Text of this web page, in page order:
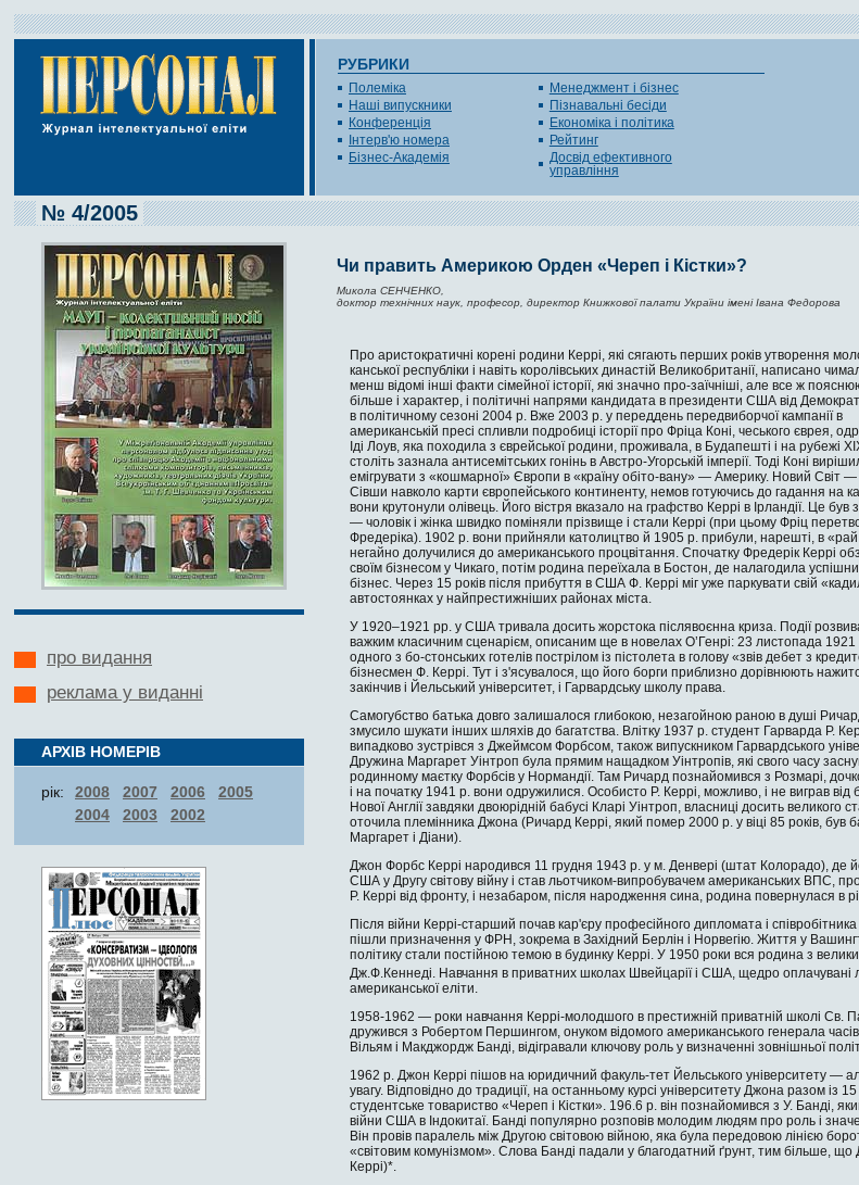
РУБРИКИ
Полеміка
Менеджмент і бізнес
Наші випускники
Пізнавальні бесіди
Конференція
Економіка і політика
Інтерв'ю номера
Рейтинг
Бізнес-Академія
Досвід ефективного
управління
№ 4/2005
про видання
реклама у виданні
АРХІВ НОМЕРІВ
рік: 2008 2007 2006
2005
2004
2003 2002
Чи править Америкою Орден «Череп і Кістки»?
Микола СЕНЧЕНКО,
доктор технічних наук, професор, директор Книжкової палати України імені Івана Федорова
Про аристократичні корені родини Керрі, які ся­гають перших років утворення
канської республіки і навіть королівських династій Великобританії, написано
менш відомі інші факти сімейної історії, які значно про-заїчніші, але все ж
більше і ха­рактер, і політичні напрями кандидата в президен­ти США від
в політичному сезоні 2004 р. Вже 2003 р. у переддень передви­борчої кампанії в
американській пресі спливли подробиці історії про Фріца Коні, чеського єврея,
Іді Лоув, яка походила з єврейської родини, проживала, в Будапешті і на рубежі
століть зазнала антисемітських гонінь в Австро-Угорській імперії. Тоді Коні
емігрувати з «кошмарної» Європи в «країну обіто-вану» — Америку. Новий Світ —
Сівши навколо карти європейського континенту, немов готуючись до гадання на
вони круто­нули олівець. Його вістря вказало на графство Керрі в Ірландії. Це був
— чоловік і жінка швидко поміняли прізвище і стали Керрі (при цьому Фріц
Фредеріка). 1902 р. вони прийняли католицтво й 1905 р. прибули, на­решті, в «рай
негайно долучилися до американського процвітання. Спочатку Фредерік Керрі
своїм бізнесом у Чикаго, потім ро­дина переїхала в Бостон, де налагодила
бізнес. Через 15 років після прибуття в США Ф. Керрі міг уже паркувати свій
автостоянках у найпрестижніших районах міста.
У 1920–1921 рр. у США тривала досить жорстока післявоєнна криза. Події
важким класичним сценарієм, описаним ще в новелах О’Генрі: 23 листопада 1921
одного з бо-стонських готелів пострілом із пістолета в голову «звів дебет з
бізнесмен Ф. Керрі. Тут і з'ясувалося, що його борги приблизно дорівню­ють
закінчив і Йельський університет, і Гарвардську школу права.
Самогубство батька довго залишалося глибо­кою, незагойною раною в душі
змусило шукати інших шляхів до багатст­ва. Влітку 1937 р. студент Гарварда Р.
випадково зустрівся з Джеймсом Форбсом, також випускником Гарвардського
Дружина Маргарет Уінтроп була прямим нащадком Уінтропів, які свого часу
родинному маєтку Форбсів у Нормандії. Там Ри­чард познайомився з Розмарі,
і на початку 1941 р. вони одружилися. Особисто Р. Керрі, можливо, і не виграв від
Нової Англії завдяки двоюрідній бабусі Кларі Уінтроп, власниці досить
оточила племінника Джона (Ричард Керрі, який помер 2000 р. у віці 85 років, був
Маргарет і Діани).
Джон Форбс Керрі народився 11 грудня 1943 р. у м. Денвері (штат Колорадо), де
США у Другу світову війну і став льотчиком-випробувачем американських ВПС,
Р. Керрі від фронту, і незабаром, після на­родження сина, родина повернулася в
Після війни Керрі-старший почав кар'єру про­фесійного дипломата і
пішли призначення у ФРН, зокрема в Західний Берлін і Норвегію. Життя у
політику стали постійною темою в будинку Керрі. У 1950 роки вся родина з
Дж.Ф.Кеннеді. Навчання в приватних школах Швей­царії і США, щедро
американської еліти.
1958-1962 — роки навчання Керрі-молодшого в престижній приватній школі
дружився з Робертом Першингом, онуком відомого американського генерала
Вільям і Макджордж Банді, відігравали клю­чову роль у визначенні зовнішньої
1962 р. Джон Керрі пішов на юридичний факуль-тет Йельського університету —
увагу. Відповідно до традиції, на останньому курсі університету Джона разом
студентське товариство «Череп і Кістки». 196.6 р. він познайомився з У. Банді,
війни США в Індокитаї. Банді популярно розповів молодим людям про роль і
Він провів паралель між Другою світовою війною, яка була передовою лінією
«світовим комунізмом». Слова Банді падали у благодатний ґрунт, тим більше,
Керрі)*.